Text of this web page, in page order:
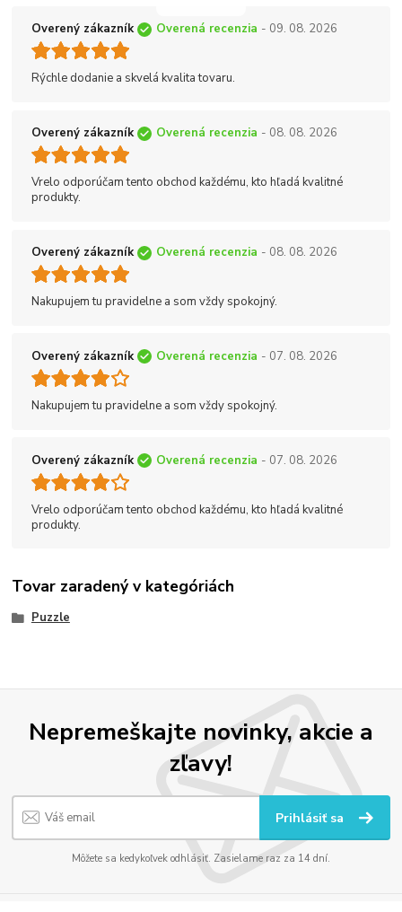
Overený zákazník Overená recenzia - 09. 08. 2026
Rýchle dodanie a skvelá kvalita tovaru.
Overený zákazník Overená recenzia - 08. 08. 2026
Vrelo odporúčam tento obchod každému, kto hľadá kvalitné
produkty.
Overený zákazník Overená recenzia - 08. 08. 2026
Nakupujem tu pravidelne a som vždy spokojný.
Overený zákazník Overená recenzia - 07. 08. 2026
Nakupujem tu pravidelne a som vždy spokojný.
Overený zákazník Overená recenzia - 07. 08. 2026
Vrelo odporúčam tento obchod každému, kto hľadá kvalitné
produkty.
Tovar zaradený v kategóriách
Puzzle
Nepremeškajte novinky, akcie a
zľavy!
Prihlásiť sa
Môžete sa kedykoľvek odhlásiť. Zasielame raz za 14 dní.